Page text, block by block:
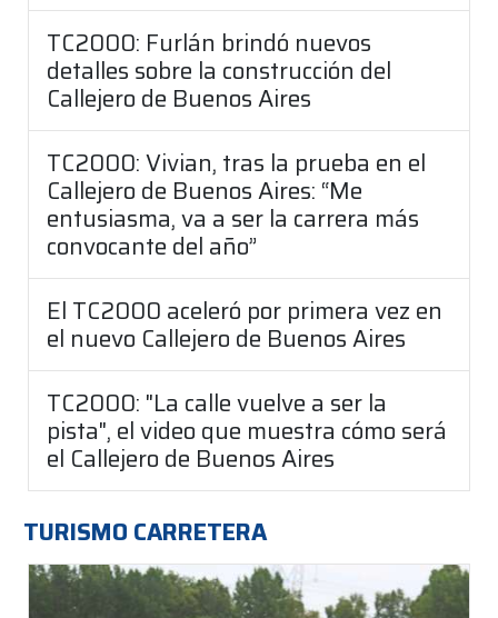
TC2000: Furlán brindó nuevos
detalles sobre la construcción del
Callejero de Buenos Aires
TC2000: Vivian, tras la prueba en el
Callejero de Buenos Aires: “Me
entusiasma, va a ser la carrera más
convocante del año”
El TC2000 aceleró por primera vez en
el nuevo Callejero de Buenos Aires
TC2000: "La calle vuelve a ser la
pista", el video que muestra cómo será
el Callejero de Buenos Aires
TURISMO CARRETERA